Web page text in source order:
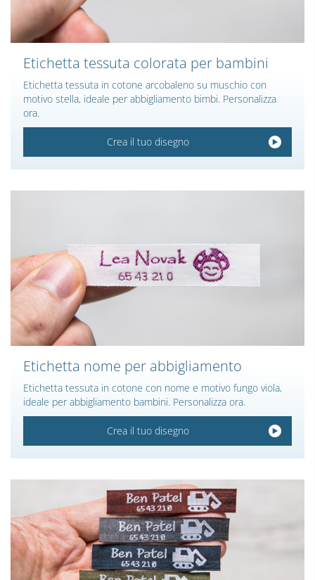
Etichetta tessuta colorata per bambini
Etichetta tessuta in cotone arcobaleno su muschio con
motivo stella, ideale per abbigliamento bimbi. Personalizza
ora.
Crea il tuo disegno
Etichetta nome per abbigliamento
Etichetta tessuta in cotone con nome e motivo fungo viola,
ideale per abbigliamento bambini. Personalizza ora.
Crea il tuo disegno